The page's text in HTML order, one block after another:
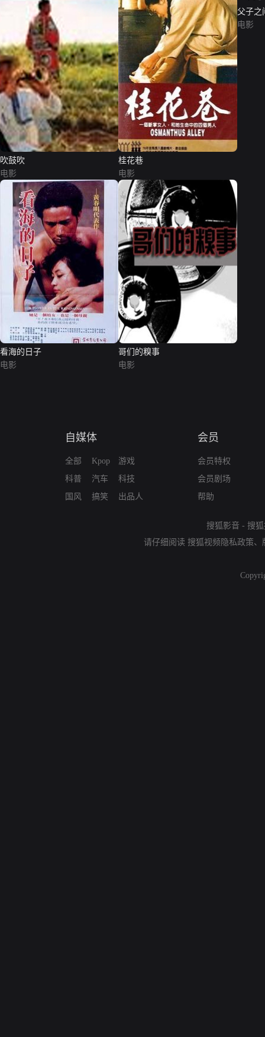
吹鼓吹
电影
桂花巷
电影
父子之
电影
看海的日子
电影
哥们的糗事
电影
自媒体
全部
科普
国风
Kpop
汽车
搞笑
游戏
科技
出品人
会员
会员特权
会员剧场
帮助
搜狐影音 - 搜
请仔细阅读 搜狐视频隐私政策、